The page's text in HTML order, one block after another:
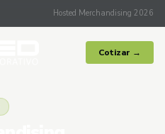
Hosted Merchandising 2026
Cotizar →